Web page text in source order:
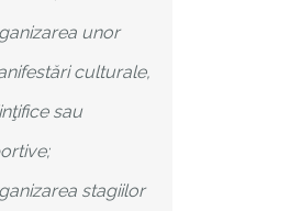
unor
culturale,
sau
stagiilor